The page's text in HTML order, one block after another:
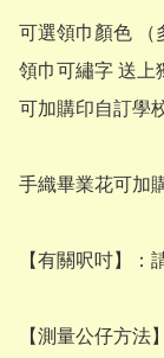
可選領巾顏色
領巾可繡字 送上
可加購印自訂
手織畢業花可加
【有關呎吋】：
【測量公仔方法】